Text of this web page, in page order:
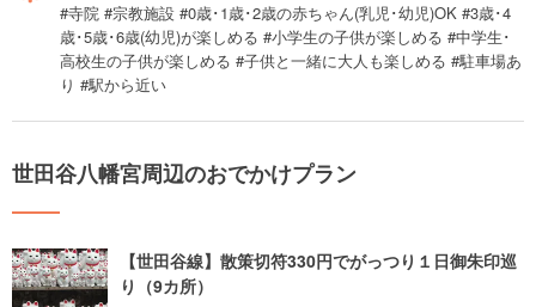
#寺院 #宗教施設 #0歳･1歳･2歳の赤ちゃん(乳児･幼児)OK #3歳･4
歳･5歳･6歳(幼児)が楽しめる #小学生の子供が楽しめる #中学生･
高校生の子供が楽しめる #子供と一緒に大人も楽しめる #駐車場あ
り #駅から近い
世田谷八幡宮周辺のおでかけプラン
【世田谷線】散策切符330円でがっつり１日御朱印巡
り（9カ所）